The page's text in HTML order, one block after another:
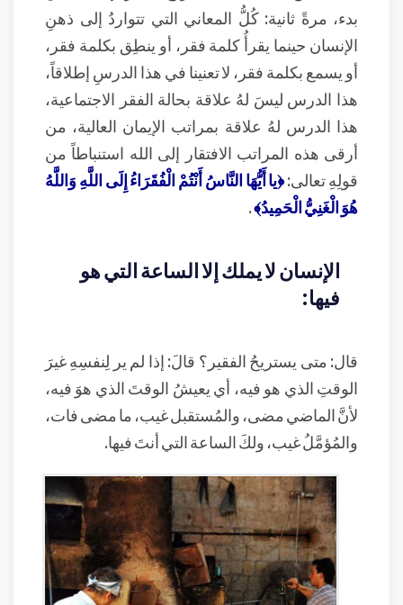
بدء، مرةً ثانية: كُلُّ المعاني التي تتواردُ إلى ذهنِ
الإنسان حينما يقرأُ كلمة فقر، أو ينطِق بكلمة فقر،
أو يسمع بكلمة فقر، لا تعنينا في هذا الدرسِ إطلاقاً،
هذا الدرس ليسَ لهُ علاقة بحالة الفقر الاجتماعية،
هذا الدرس لهُ علاقة بمراتب الإيمان العالية، من
أرقى هذه المراتب الافتقار إلى الله استنباطاً من
قولِهِ تعالى:﴿يا أَيُّهَا النَّاسُ أَنْتُمْ الْفُقَرَاءُ إِلَى اللَّهِ وَاللَّهُ
هُوَ الْغَنِيُّ الْحَمِيدُ﴾.
الإنسان لا يملك إلا الساعة التي هو
فيها:
قال: متى يستريحُ الفقير؟ قالَ: إذا لم ير لِنفسِهِ غيرَ
الوقتِ الذي هو فيه، أي يعيشُ الوقتَ الذي هوَ فيه،
لأنَّ الماضي مضى، والمُستقبل غيب، ما مضى فات،
والمُؤمَّلُ غيب، ولكَ الساعة التي أنتَ فيها.